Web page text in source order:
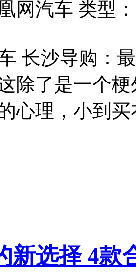
网汽车 类型
长沙导购：
除了是一个
心理，小到
新选择 4款